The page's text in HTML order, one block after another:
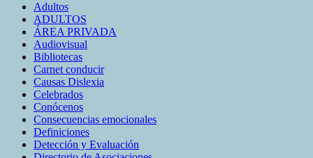
Adultos
ADULTOS
ÁREA PRIVADA
Audiovisual
Bibliotecas
Carnet conducir
Causas Dislexia
Celebrados
Conócenos
Consecuencias emocionales
Definiciones
Detección y Evaluación